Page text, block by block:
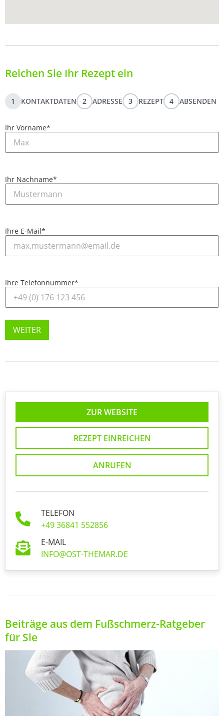
Reichen Sie Ihr Rezept ein
1 KONTAKTDATEN 2 ADRESSE 3 REZEPT 4 ABSENDEN
Ihr Vorname*
Ihr Nachname*
Ihre E-Mail*
Ihre Telefonnummer*
WEITER
ZUR WEBSITE
REZEPT EINREICHEN
ANRUFEN
TELEFON
+49 36841 552856
E-MAIL
INFO@OST-THEMAR.DE
Beiträge aus dem Fußschmerz-Ratgeber
für Sie